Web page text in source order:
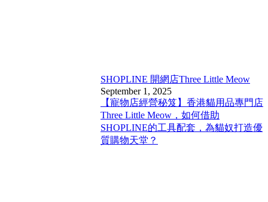
SHOPLINE 開網店Three Little Meow
September 1, 2025
【寵物店經營秘笈】香港貓用品專門店
Three Little Meow，如何借助
SHOPLINE的工具配套，為貓奴打造優
質購物天堂？